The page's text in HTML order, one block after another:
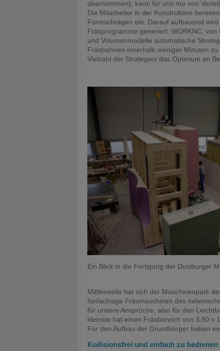
übernommen), kann für uns nur von
Die Mitarbeiter in der Konstruktion
Formschrägen ein. Darauf aufbauend
Fräsprogramme generiert. WORKNC,
und Volumenmodelle automatische
Fräsbahnen innerhalb weniger Minuten
Vielzahl der Strategien das Optimum an
Ein Blick in die Fertigung der Duisburger
Mittlerweile hat sich der Maschinenpark
fünfachsige Fräsmaschinen des
für unsere Ansprüche, also für den
kleinste hat einen Fräsbereich von 3,80 x
Für den Aufbau der Grundkörper haben
Kollisionsfrei und einfach zu bedienen